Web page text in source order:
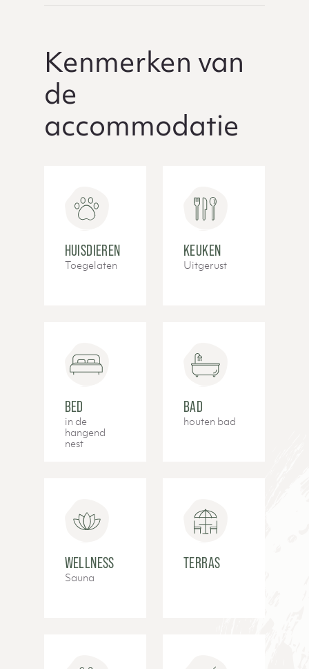
Kenmerken van
de
accommodatie
HUISDIEREN
Toegelaten
KEUKEN
Uitgerust
BED
in de
hangend
nest
BAD
houten bad
WELLNESS
Sauna
TERRAS